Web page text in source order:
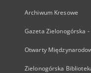
Archiwum Kresowe
Gazeta Zielonogórska -
Otwarty
Zielonogórska